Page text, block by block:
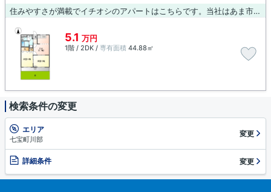
住みやすさが満載でイチオシのアパートはこちらです。当社はあま市に密着しており、多種多様な賃貸住宅情報をお取り扱いしております。ご希望の条件がございましたら、当社へお問い合わせ下さい。
5.1 万円
1階 / 2DK / 専有面積 44.88㎡
検索条件の変更
エリア
七宝町川部
変更
詳細条件 変更